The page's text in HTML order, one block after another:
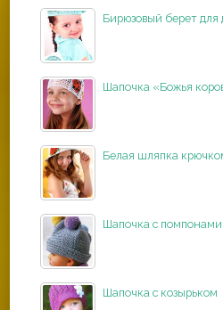
Бирюзовый берет для
Шапочка «Божья
Белая шляпка
Шапочка с помпонами
Шапочка с козырьком